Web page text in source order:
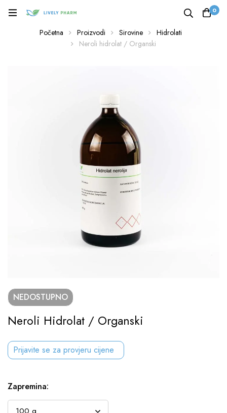
0
Početna Proizvodi Sirovine
Hidrolati
Neroli hidrolat / Organski
NEDOSTUPNO
Neroli Hidrolat / Organski
Prijavite se za provjeru cijene
Zapremina: